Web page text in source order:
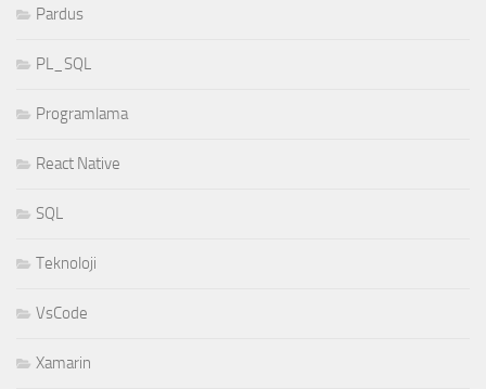
Pardus
PL_SQL
Programlama
React Native
SQL
Teknoloji
VsCode
Xamarin